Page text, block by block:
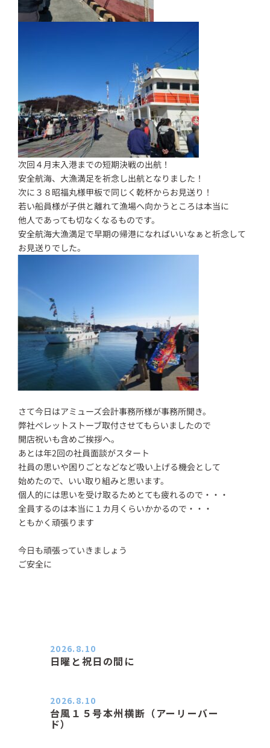
次回４月末入港までの短期決戦の出航！
安全航海、大漁満足を祈念し出航となりました！
次に３８昭福丸様甲板で同じく乾杯からお見送り！
若い船員様が子供と離れて漁場へ向かうところは本当に
他人であっても切なくなるものです。
安全航海大漁満足で早期の帰港になればいいなぁと祈念して
お見送りでした。
さて今日はアミューズ会計事務所様が事務所開き。
弊社ペレットストーブ取付させてもらいましたので
開店祝いも含めご挨拶へ。
あとは年2回の社員面談がスタート
社員の思いや困りごとなどなど吸い上げる機会として
始めたので、いい取り組みと思います。
個人的には思いを受け取るためとても疲れるので・・・
全員するのは本当に１カ月くらいかかるので・・・
ともかく頑張ります
今日も頑張っていきましょう
ご安全に
日曜と祝日の間に
2026.8.10
台風１５号本州横断（アーリーバー
ド）
2026.8.10